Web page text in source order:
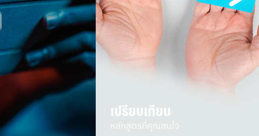
เปรียบเทียบ
หลักสูตรที่คุณสนใจ